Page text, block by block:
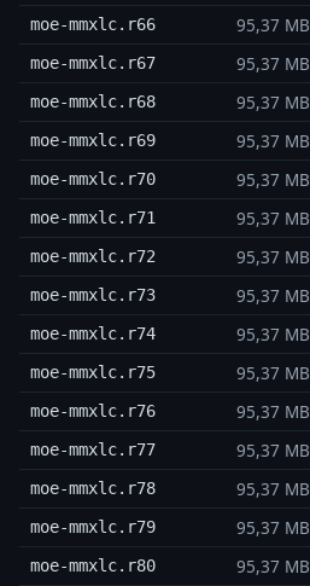
moe-mmxlc.r66 95,37 MB
moe-mmxlc.r67 95,37 MB
moe-mmxlc.r68 95,37 MB
moe-mmxlc.r69 95,37 MB
moe-mmxlc.r70 95,37 MB
moe-mmxlc.r71 95,37 MB
moe-mmxlc.r72 95,37 MB
moe-mmxlc.r73 95,37 MB
moe-mmxlc.r74 95,37 MB
moe-mmxlc.r75 95,37 MB
moe-mmxlc.r76 95,37 MB
moe-mmxlc.r77 95,37 MB
moe-mmxlc.r78 95,37 MB
moe-mmxlc.r79 95,37 MB
moe-mmxlc.r80 95,37 MB